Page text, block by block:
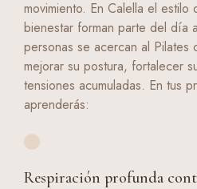
movimiento. En Calella el
bienestar forman parte del día
personas se acercan al Pilates
mejorar su postura, fortalecer
tensiones acumuladas. En tus
aprenderás:
Respiración profunda